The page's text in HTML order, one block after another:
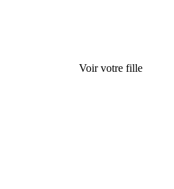
Voir votre fille